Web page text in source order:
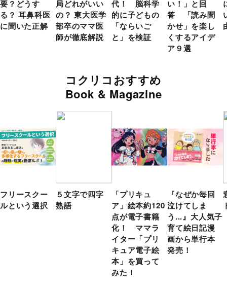
要？どうす
る？ 耳鼻科医
に聞いた正解
局どれがいい
の？ 東大医学
部卒のママ医
師が徹底解説
代！ 脳科学
的に子どもの
「ならいご
と」を検証
い！」と回
答 「読み聞
かせ」を楽し
くするアイデ
ア９選
コクリコおすすめ
Book & Magazine
フリースクー
ルという選択
５文字で四字
熟語
「プリキュ
ア」絵本約120
点が電子書籍
化！ ママラ
イター「プリ
キュア電子絵
本」を買って
みた！
『なぜか毎回
泣けてしま
う...』大人気子
育て絵日記漫
画から単行本
発売！